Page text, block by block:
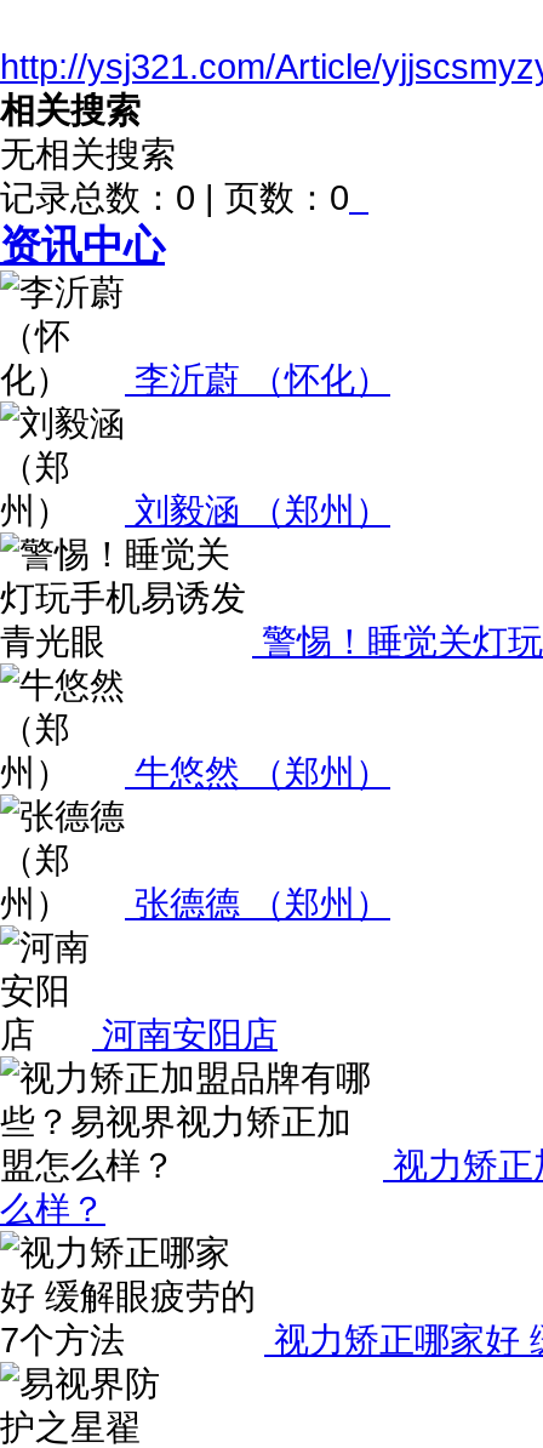
http://ysj321.com/Article/
相关搜索
无相关搜索
记录总数：0 | 页数：0
资讯中心
李沂蔚 （怀化）
刘毅涵 （郑州）
警惕！睡觉关灯
牛悠然 （郑州）
张德德 （郑州）
河南安阳店
视力矫
么样？
视力矫正哪家好